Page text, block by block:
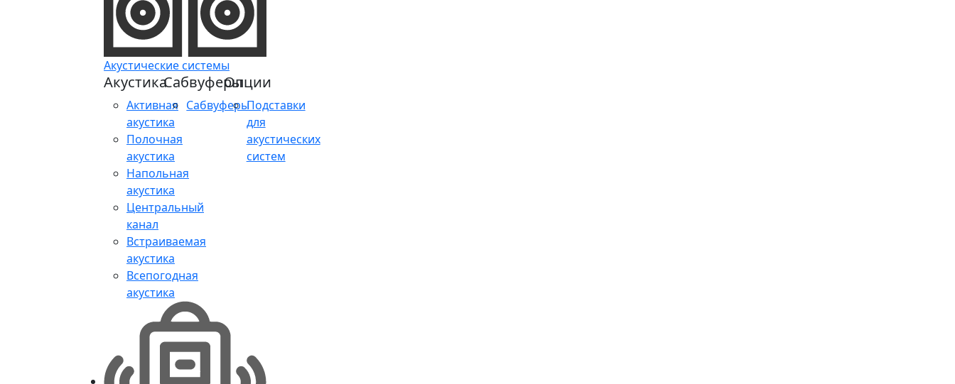
Акустические системы
Акустика
Активная
акустика
Полочная
акустика
Напольная
акустика
Центральный
канал
Встраиваемая
акустика
Всепогодная
акустика
Сабвуферы
Сабвуферы
Опции
Подставки
для
акустических
систем